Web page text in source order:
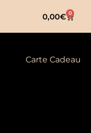
0,00€ 0
Carte Cadeau